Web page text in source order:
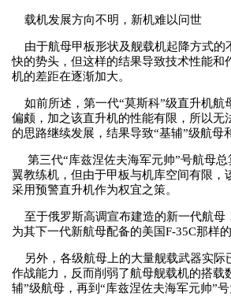
载机发展方向不明，新机难以问世
由于航母甲板形状及舰载机起降方式的
快的势头，但这样的结果导致技术性能
机的差距在逐渐加大。
如前所述，第一代“莫斯科”级直升机航
偏颇，加之该直升机的性能有限，所以
的思路继续发展，结果导致“基辅”级航
第三代“库兹涅佐夫海军元帅”号航母
翼教练机，但由于甲板与机库空间有限
采用预警直升机作为权宜之策。
至于俄罗斯高调宣布建造的新一代航母
为其下一代新航母配备的美国F-35C那样
另外，各级航母上的大量舰载武器实际
作战能力，反而削弱了航母舰载机的搭载
辅”级航母，再到“库兹涅佐夫海军元帅”